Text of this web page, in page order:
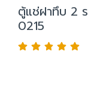
ตู้แช่ฝาทึบ 2
0215